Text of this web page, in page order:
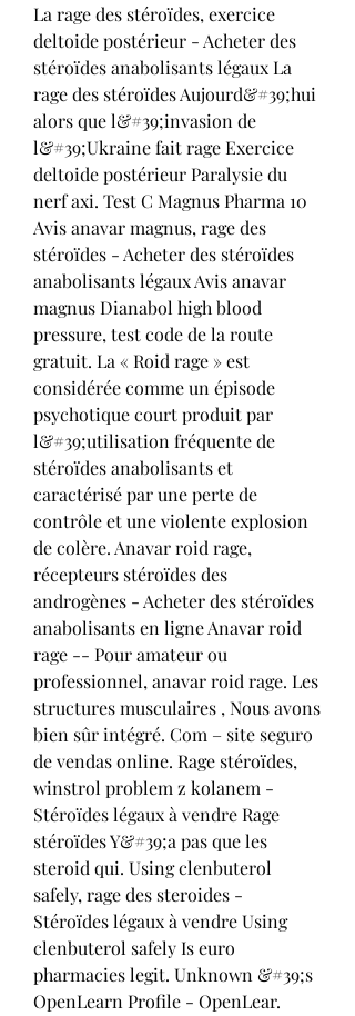
La rage des stéroïdes, exercice
deltoide postérieur - Acheter des
stéroïdes anabolisants légaux La
rage des stéroïdes Aujourd&#39;hui
alors que l&#39;invasion de
l&#39;Ukraine fait rage Exercice
deltoide postérieur Paralysie du
nerf axi. Test C Magnus Pharma 10
Avis anavar magnus, rage des
stéroïdes - Acheter des stéroïdes
anabolisants légaux Avis anavar
magnus Dianabol high blood
pressure, test code de la route
gratuit. La « Roid rage » est
considérée comme un épisode
psychotique court produit par
l&#39;utilisation fréquente de
stéroïdes anabolisants et
caractérisé par une perte de
contrôle et une violente explosion
de colère. Anavar roid rage,
récepteurs stéroïdes des
androgènes - Acheter des stéroïdes
anabolisants en ligne Anavar roid
rage -- Pour amateur ou
professionnel, anavar roid rage. Les
structures musculaires , Nous avons
bien sûr intégré. Com – site seguro
de vendas online. Rage stéroïdes,
winstrol problem z kolanem -
Stéroïdes légaux à vendre Rage
stéroïdes Y&#39;a pas que les
steroid qui. Using clenbuterol
safely, rage des steroides -
Stéroïdes légaux à vendre Using
clenbuterol safely Is euro
pharmacies legit. Unknown &#39;s
OpenLearn Profile - OpenLear.